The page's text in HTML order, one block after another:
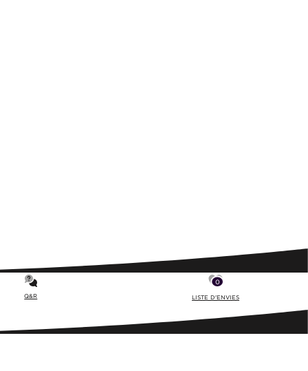
Q&R
0
LISTE D'ENVIES